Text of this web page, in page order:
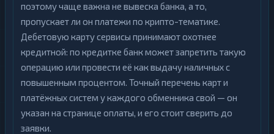
поэтому чаще важна не вывеска банка, а то,
пропускает ли он платежи по крипто-тематике.
Дебетовую карту сервисы принимают охотнее
кредитной: по кредитке банк может запретить такую
операцию или провести её как выдачу наличных с
повышенным процентом. Точный перечень карт и
платёжных систем у каждого обменника свой — он
указан на странице оплаты, и его стоит сверить до
заявки.